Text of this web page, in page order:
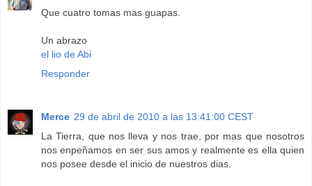
Que cuatro tomas mas guapas.
Un abrazo
el lio de Abi
Responder
Merce 29 de abril de 2010 a las 13:41:00 CEST
La Tierra, que nos lleva y nos trae, por mas que nosotros
nos enpeñamos en ser sus amos y realmente es ella quien
nos posee desde el inicio de nuestros dias.